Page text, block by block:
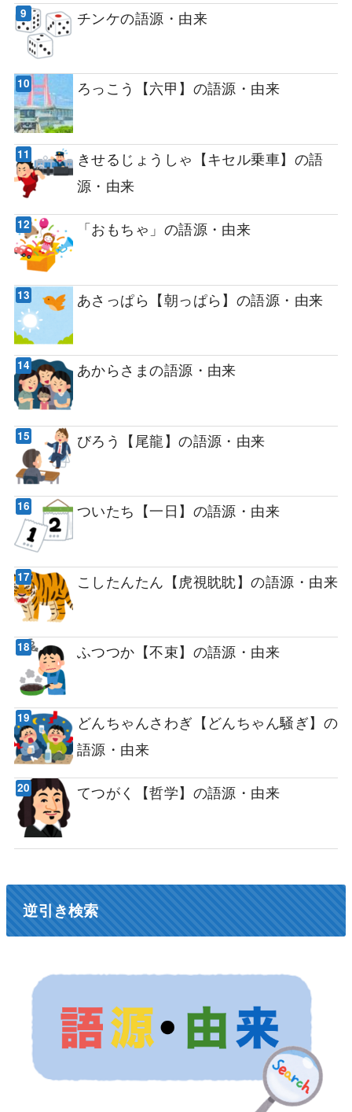
チンケの語源・由来
ろっこう【六甲】の語源・由来
きせるじょうしゃ【キセル乗車】の語
源・由来
「おもちゃ」の語源・由来
あさっぱら【朝っぱら】の語源・由来
あからさまの語源・由来
びろう【尾龍】の語源・由来
ついたち【一日】の語源・由来
こしたんたん【虎視眈眈】の語源・由来
ふつつか【不束】の語源・由来
どんちゃんさわぎ【どんちゃん騒ぎ】の
語源・由来
てつがく【哲学】の語源・由来
逆引き検索